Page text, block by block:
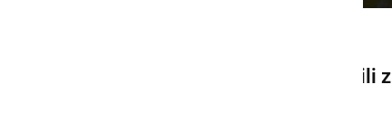
Motoristi srečanje zaključili z